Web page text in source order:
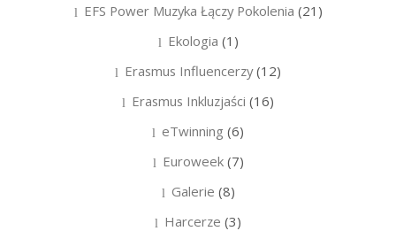
EFS Power Muzyka Łączy Pokolenia (21)
Ekologia (1)
Erasmus Influencerzy(12)
Erasmus Inkluzjaści (16)
eTwinning (6)
Euroweek(7)
Galerie (8)
Harcerze (3)